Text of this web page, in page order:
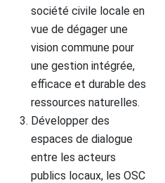
société civile locale en
vue de dégager une
vision commune pour
une gestion intégrée,
efficace et durable des
ressources naturelles.
Développer des
espaces de dialogue
entre les acteurs
publics locaux, les OSC